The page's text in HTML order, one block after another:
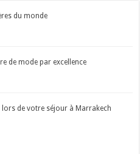
du monde
de mode par excellence
lors de votre séjour à Marrakech